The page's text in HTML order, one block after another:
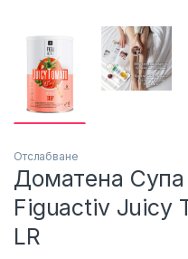
Отслабване
Доматена Супа
Figuactiv Juicy
LR